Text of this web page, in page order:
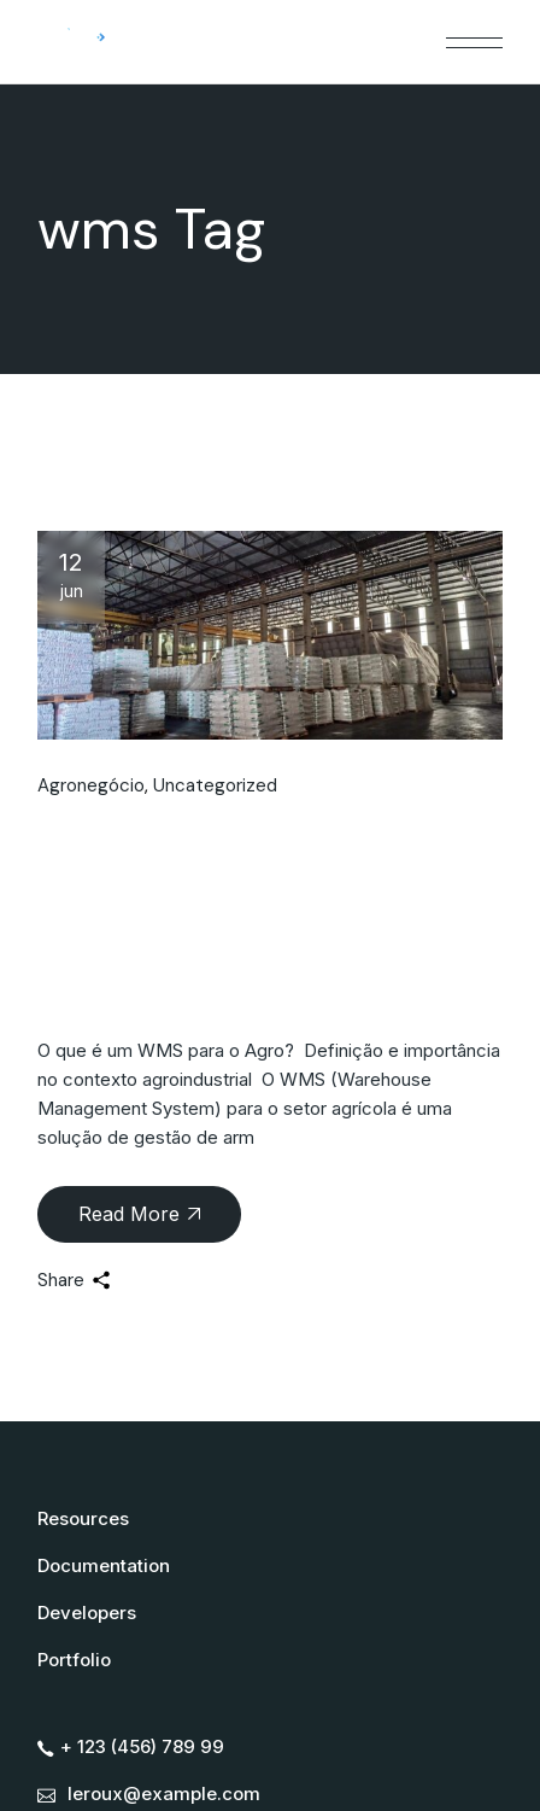
wms Tag
12
jun
Agronegócio Uncategorized
O que é um WMS para o Agro? Definição e importância
no contexto agroindustrial O WMS (Warehouse
Management System) para o setor agrícola é uma
solução de gestão de arm
Read More
Share
Resources
Documentation
Developers
Portfolio
+ 123 (456) 789 99
leroux@example.com